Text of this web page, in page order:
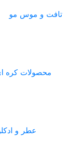
تافت و موس مو
محصولات کره
عطر و